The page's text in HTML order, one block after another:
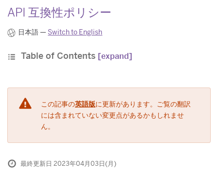
API 互換性ポリシー
日本語 — Switch to English
Table of Contents [expand]
この記事の英語版に更新があります。ご覧の翻訳
には含まれていない変更点があるかもしれませ
ん。
最終更新日 2023年04月03日(月)